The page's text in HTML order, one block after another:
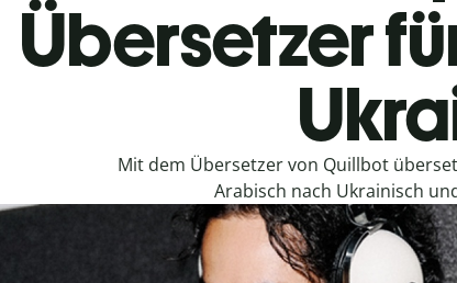
Übersetzer
Mit dem Übersetzer von Quillbot
Arabisch nach Ukrainisch